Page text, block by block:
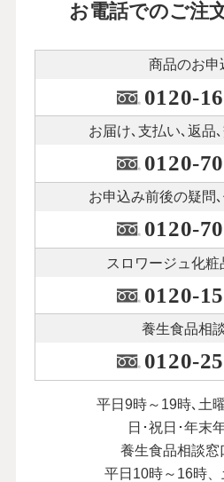
お電話でのご注
商品のお申
0120-
お届け､支払い､ 返品
0120-
お申込み前後の疑問
0120-
スロワージュ化粧
0120-
養生食品相
0120-
平日9時～19時､土
日･祝日･年末
養生食品相談窓
平日10時～16時